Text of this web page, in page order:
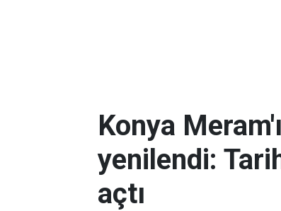
Konya
yenilendi:
açtı